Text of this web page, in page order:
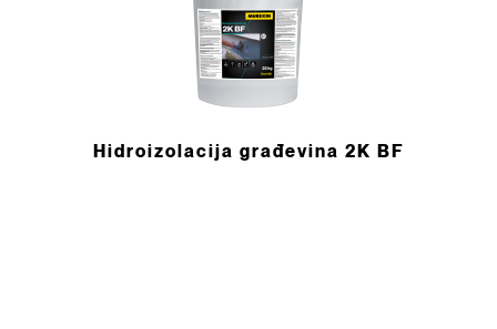
Hidroizolacija građevina 2K BF